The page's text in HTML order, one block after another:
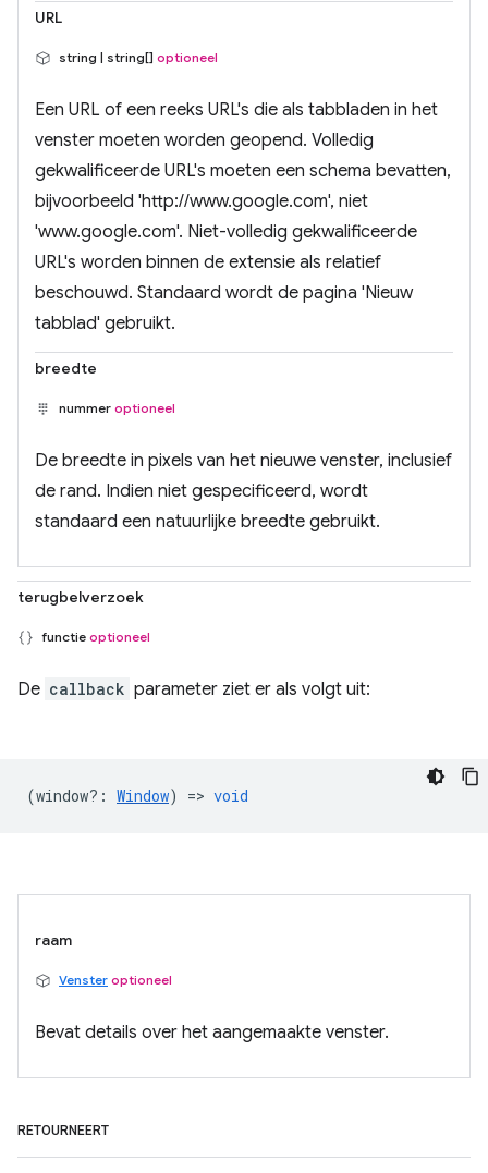
URL
string | string[] optioneel
Een URL of een reeks URL's die als tabbladen in het
venster moeten worden geopend. Volledig
gekwalificeerde URL's moeten een schema bevatten,
bijvoorbeeld 'http://www.google.com', niet
'www.google.com'. Niet-volledig gekwalificeerde
URL's worden binnen de extensie als relatief
beschouwd. Standaard wordt de pagina 'Nieuw
tabblad' gebruikt.
breedte
nummer optioneel
De breedte in pixels van het nieuwe venster, inclusief
de rand. Indien niet gespecificeerd, wordt
standaard een natuurlijke breedte gebruikt.
terugbelverzoek
functie optioneel
De callback parameter ziet er als volgt uit:
(window? : Window) => void
raam
Venster optioneel
Bevat details over het aangemaakte venster.
RETOURNEERT